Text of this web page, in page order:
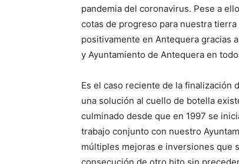
pandemia del coronavirus. Pese a
cotas de progreso para nuestra
positivamente en Antequera gracias
y Ayuntamiento de Antequera en
Es el caso reciente de la finalización
una solución al cuello de botella
culminado desde que en 1997 se
trabajo conjunto con nuestro
múltiples mejoras e inversiones que